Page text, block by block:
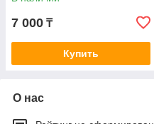
7 000 ₸
Купить
О нас